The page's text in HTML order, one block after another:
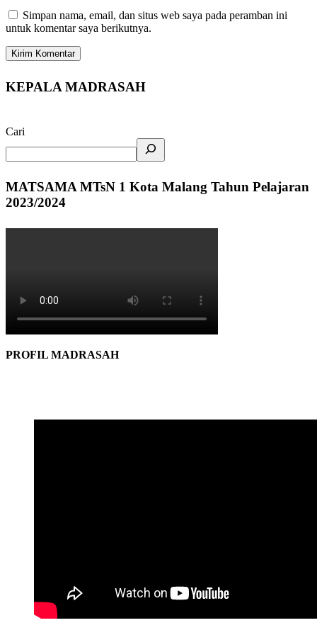
Simpan nama, email, dan situs web saya pada peramban ini
untuk komentar saya berikutnya.
KEPALA MADRASAH
Cari
MATSAMA MTsN 1 Kota Malang Tahun Pelajaran
2023/2024
PROFIL MADRASAH